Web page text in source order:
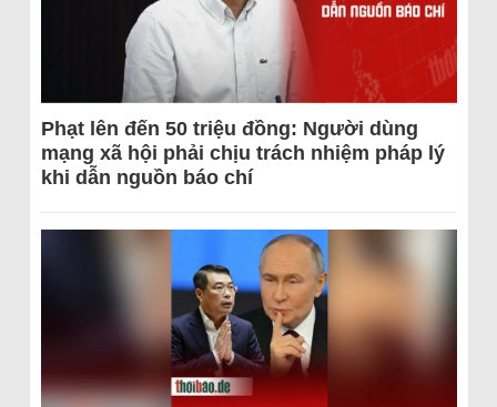
Phạt lên đến 50 triệu đồng: Người dùng
mạng xã hội phải chịu trách nhiệm pháp lý
khi dẫn nguồn báo chí